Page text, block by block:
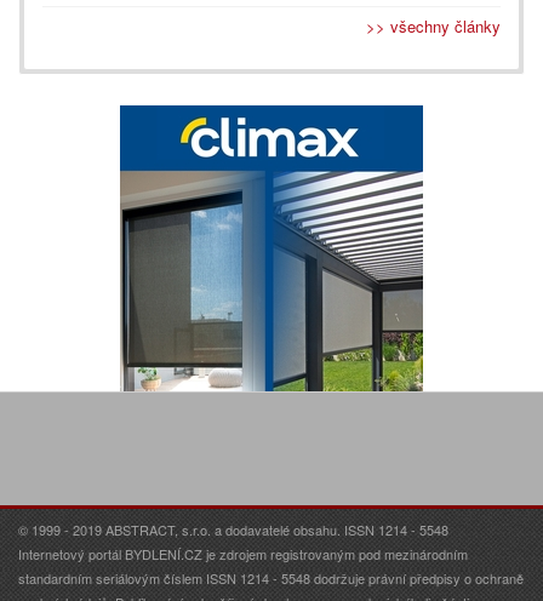
>> všechny články
© 1999 - 2019 ABSTRACT, s.r.o. a dodavatelé obsahu. ISSN 1214 - 5548
Internetový portál BYDLENÍ.CZ je zdrojem registrovaným pod mezinárodním
standardním seriálovým číslem ISSN 1214 - 5548 dodržuje právní předpisy o ochraně